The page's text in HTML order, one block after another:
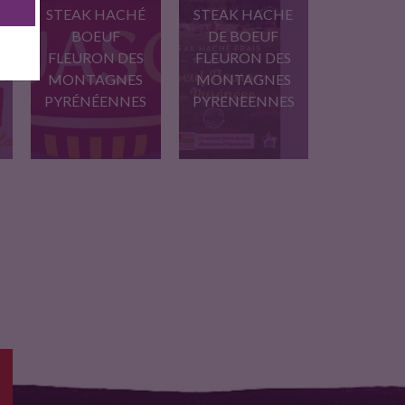
STEAK HACHÉ
BOEUF
FLEURON DES
MONTAGNES
PYRÉNÉENNES
STEAK HACHE
DE BOEUF
FLEURON DES
MONTAGNES
PYRENEENNES